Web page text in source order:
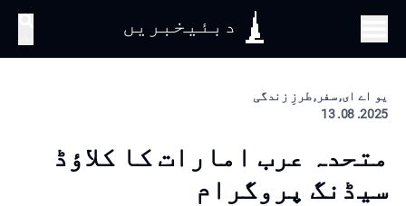
دبئیخبریں
یو اے ای, سفر, طرزِ زندگی
2025. 08. 13
متحدہ عرب امارات کا کلاؤڈ
سیڈنگ پروگرام